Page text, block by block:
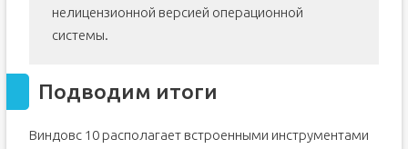
нелицензионной версией операционной
системы.
Подводим итоги
Виндовс 10 располагает встроенными инструментами